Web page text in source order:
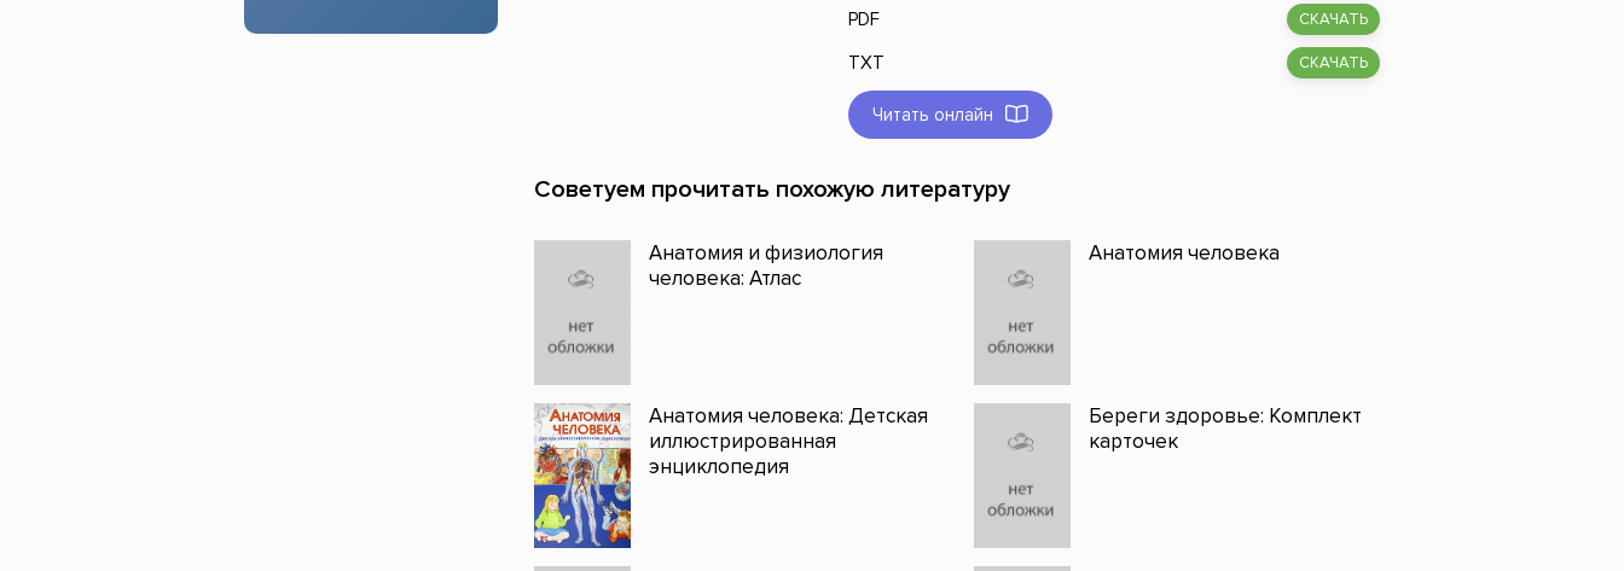
PDF СКАЧАТЬ
TXT СКАЧАТЬ
Читать онлайн
Советуем прочитать похожую литературу
Анатомия и физиология
человека: Атлас
Анатомия человека
Анатомия человека: Детская
иллюстрированная
энциклопедия
Береги здоровье: Комплект
карточек